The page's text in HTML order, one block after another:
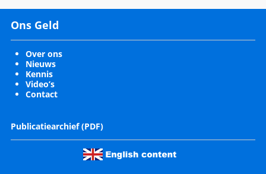
Ons Geld
Over ons
Nieuws
Kennis
Video’s
Contact
Publicatiearchief (PDF)